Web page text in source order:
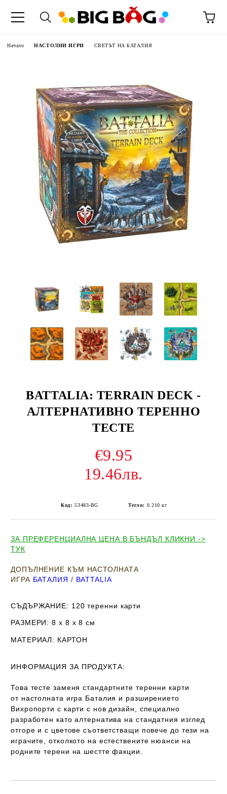
Начало НАСТОЛНИ ИГРИ СВЕТЪТ НА БАТАЛИЯ
BATTALIA: TERRAIN DECK -
АЛТЕРНАТИВНО ТЕРЕННО
ТЕСТЕ
€9.95
19.46лв.
Код: 53483-BG Тегло: 0.210 кг
ЗА ПРЕФЕРЕНЦИАЛНА ЦЕНА В БЪНДЪЛ КЛИКНИ ->
ТУК
ДОПЪЛНЕНИЕ КЪМ НАСТОЛНАТА
ИГРА БАТАЛИЯ / BATTALIA
СЪДЪРЖАНИЕ: 120 теренни карти
РАЗМЕРИ: 8 х 8 х 8см
МАТЕРИАЛ: КАРТОН
ИНФОРМАЦИЯ ЗА ПРОДУКТА:
Това тесте заменя стандартните теренни карти
от настолната игра Баталия и разширението
Вихропорти с карти с нов дизайн, специално
разработен като алтернатива на стандатния изглед
отгоре и с цветове съответстващи повече до тези на
играчите, отколкото на естествените нюанси на
родните терени на шестте факции.